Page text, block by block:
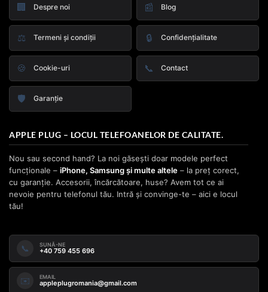
🏢 Despre noi 📰 Blog
⚖️ Termeni și condiții 🔒 Confidențialitate
🍪 Cookie-uri 📞 Contact
🛡️ Garanție
APPLE PLUG – LOCUL TELEFOANELOR DE CALITATE.
Nou sau second hand? La noi găsești doar modele perfect
funcționale – iPhone, Samsung și multe altele – la preț corect,
cu garanție. Accesorii, încărcătoare, huse? Avem tot ce ai
nevoie pentru telefonul tău. Intră și convinge-te – aici e locul
tău!
📞 SUNĂ-NE
+40 759 455 696
✉️ EMAIL
appleplugromania@gmail.com